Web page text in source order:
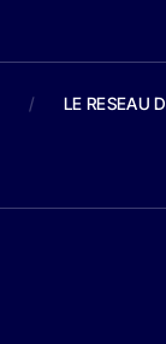
/ LE RESEAU